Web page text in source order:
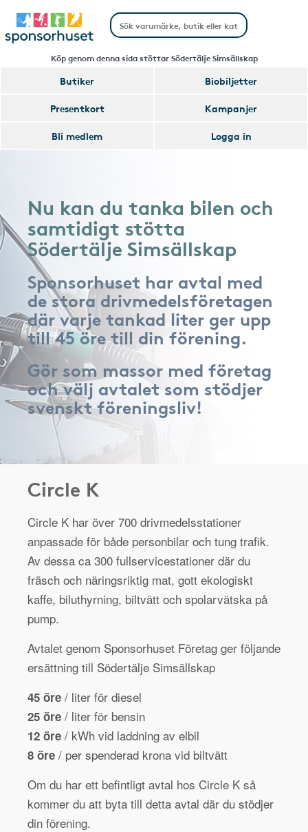
Köp genom denna sida stöttar Södertälje Simsällskap
Butiker
Biobiljetter
Presentkort
Kampanjer
Bli medlem
Logga in
Nu kan du tanka bilen och
samtidigt stötta
Södertälje Simsällskap
Sponsorhuset har avtal med
de stora drivmedelsföretagen
där varje tankad liter ger upp
till 45 öre till din förening.
Gör som massor med företag
och välj avtalet som stödjer
svenskt föreningsliv!
Circle K
Circle K har över 700 drivmedelsstationer
anpassade för både personbilar och tung trafik.
Av dessa ca 300 fullservicestationer där du
fräsch och näringsriktig mat, gott ekologiskt
kaffe, biluthyrning, biltvätt och spolarvätska på
pump.
Avtalet genom Sponsorhuset Företag ger följande
ersättning till Södertälje Simsällskap
45 öre / liter för diesel
25 öre / liter för bensin
12 öre / kWh vid laddning av elbil
8 öre / per spenderad krona vid biltvätt
Om du har ett befintligt avtal hos Circle K så
kommer du att byta till detta avtal där du stödjer
din förening.